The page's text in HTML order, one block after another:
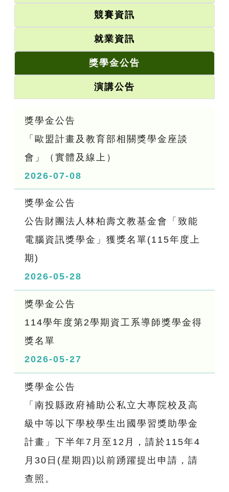
競賽資訊
就業資訊
獎學金公告
演講公告
獎學金公告
「歐盟計畫及教育部相關獎學金座談
會」（實體及線上）
2026-07-08
獎學金公告
公告財團法人林柏壽文教基金會「致能
電腦資訊獎學金」獲獎名單(115年度上
期)
2026-05-28
獎學金公告
114學年度第2學期資工系導師獎學金得
獎名單
2026-05-27
獎學金公告
「南投縣政府補助公私立大專院校及高
級中等以下學校學生出國學習獎助學金
計畫」下半年7月至12月，請於115年4
月30日(星期四)以前踴躍提出申請，請
查照。